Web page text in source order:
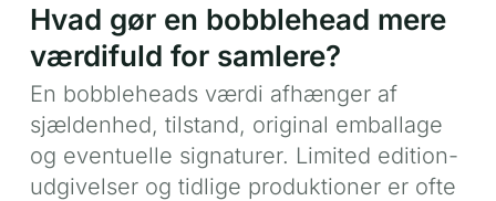
Hvad gør en bobblehead mere
værdifuld for samlere?
En bobbleheads værdi afhænger af
sjældenhed, tilstand, original emballage
og eventuelle signaturer. Limited edition-
udgivelser og tidlige produktioner er ofte